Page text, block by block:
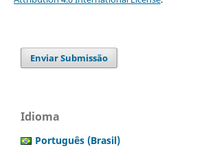
Enviar Submissão
Idioma
Português (Brasil)